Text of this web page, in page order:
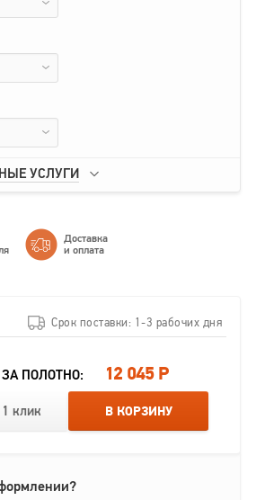
УСЛУГИ
Доставка
и оплата
Срок поставки: 1-3 рабочих дня
ПОЛОТНО: 12 045 Р
клик В КОРЗИНУ